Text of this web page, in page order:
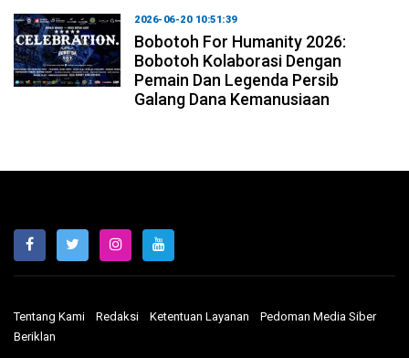
2026-06-20 10:51:39
Bobotoh For Humanity 2026:
Bobotoh Kolaborasi Dengan
Pemain Dan Legenda Persib
Galang Dana Kemanusiaan
Tentang Kami Redaksi Ketentuan Layanan
Pedoman Media Siber
Beriklan